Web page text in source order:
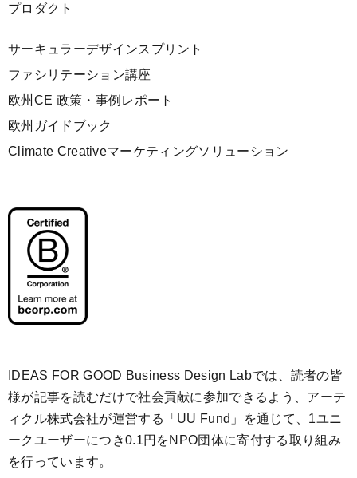
プロダクト
サーキュラーデザインスプリント
ファシリテーション講座
欧州CE 政策・事例レポート
欧州ガイドブック
Climate Creativeマーケティングソリューション
IDEAS FOR GOOD Business Design Labでは、読者の皆
様が記事を読むだけで社会貢献に参加できるよう、アーテ
ィクル株式会社が運営する「 UU Fund 」を通じて、1ユニ
ークユーザーにつき0.1円をNPO団体に寄付する取り組み
を行っています。